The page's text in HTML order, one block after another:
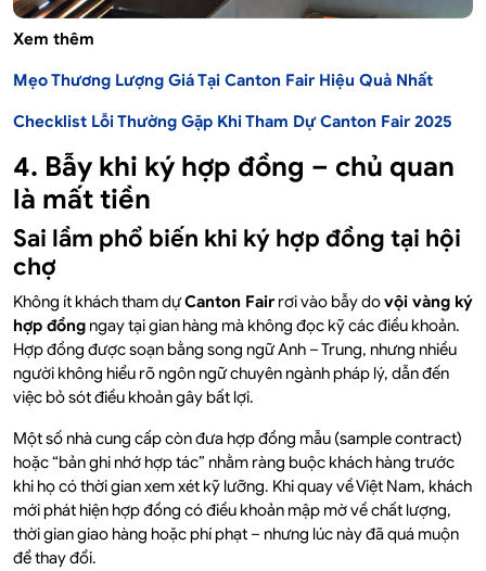
Xem thêm
Mẹo Thương Lượng Giá Tại Canton Fair Hiệu Quả Nhất
Checklist Lỗi Thường Gặp Khi Tham Dự Canton Fair 2025
4. Bẫy khi ký hợp đồng – chủ quan
là mất tiền
Sai lầm phổ biến khi ký hợp đồng tại hội
chợ
Không ít khách tham dựCanton Fair rơi vào bẫy dovội vàng ký
hợp đồng ngay tại gian hàng mà không đọc kỹ các điều khoản.
Hợp đồng được soạn bằng song ngữ Anh – Trung, nhưng nhiều
người không hiểu rõ ngôn ngữ chuyên ngành pháp lý, dẫn đến
việc bỏ sót điều khoản gây bất lợi.
Một số nhà cung cấp còn đưa hợp đồng mẫu (sample contract)
hoặc “bản ghi nhớ hợp tác” nhằm ràng buộc khách hàng trước
khi họ có thời gian xem xét kỹ lưỡng. Khi quay về Việt Nam, khách
mới phát hiện hợp đồng có điều khoản mập mờ về chất lượng,
thời gian giao hàng hoặc phí phạt – nhưng lúc này đã quá muộn
để thay đổi.